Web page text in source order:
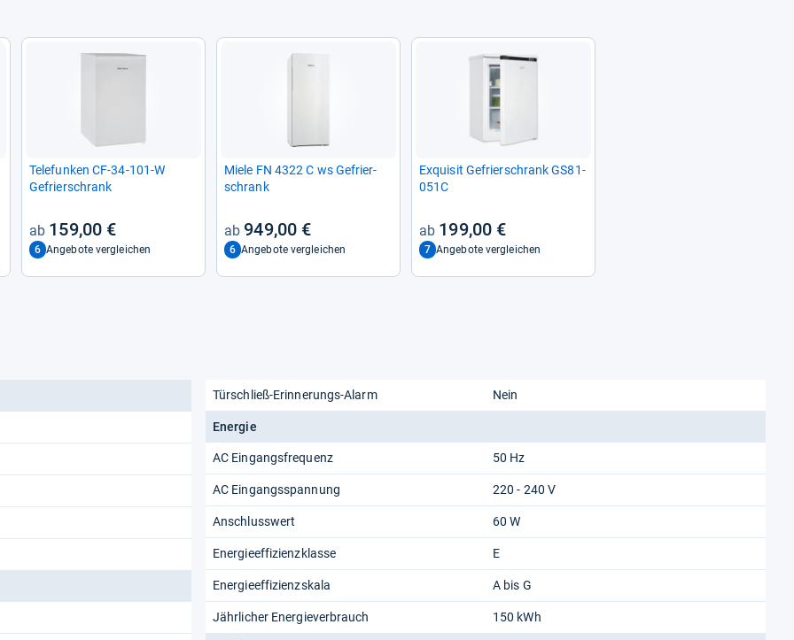
Tele­fun­ken CF-​34-​101-​W
Gefrier­schrank
159,00 €
6 Angebote vergleichen
Miele FN 4322 C ws Gefrier­
schrank
949,00 €
6 Angebote vergleichen
Exqui­sit Gefrier­schrank GS81-​
051C
199,00 €
7 Angebote vergleichen
Türschließ-Erinnerungs-Alarm Nein
Energie
AC Eingangsfrequenz 50 Hz
AC Eingangsspannung 220 - 240 V
Anschlusswert 60 W
Energieeffizienzklasse E
Energieeffizienzskala A bis G
Jährlicher Energieverbrauch 150 kWh